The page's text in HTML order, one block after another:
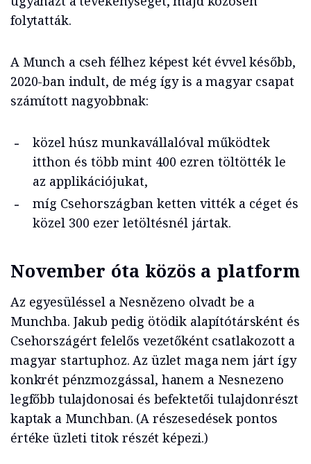
folytatták.
A Munch a cseh félhez képest két évvel később,
2020-ban indult, de még így is a magyar csapat
számított nagyobbnak:
közel húsz munkavállalóval működtek
itthon és több mint 400 ezren töltötték le
az applikációjukat,
míg Csehországban ketten vitték a céget és
közel 300 ezer letöltésnél jártak.
November óta közös a platform
Az egyesüléssel a Nesnězeno olvadt be a
Munchba. Jakub pedig ötödik alapítótársként és
Csehországért felelős vezetőként csatlakozott a
magyar startuphoz. Az üzlet maga nem járt így
konkrét pénzmozgással, hanem a Nesnezeno
legfőbb tulajdonosai és befektetői tulajdonrészt
kaptak a Munchban. (A részesedések pontos
értéke üzleti titok részét képezi.)